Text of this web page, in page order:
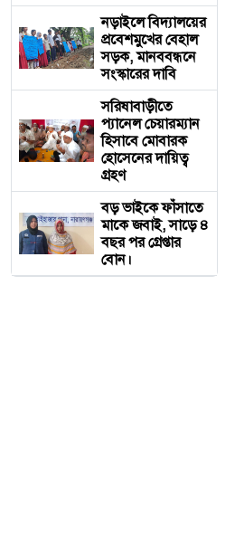
নড়াইলে বিদ্যালয়ের
প্রবেশমুখের বেহাল
সড়ক, মানববন্ধনে
সংস্কারের দাবি
সরিষাবাড়ীতে
প্যানেল চেয়ারম্যান
হিসাবে মোবারক
হোসেনের দায়িত্ব
গ্রহণ
বড় ভাইকে ফাঁসাতে
মাকে জবাই, সাড়ে ৪
বছর পর গ্রেপ্তার
বোন।